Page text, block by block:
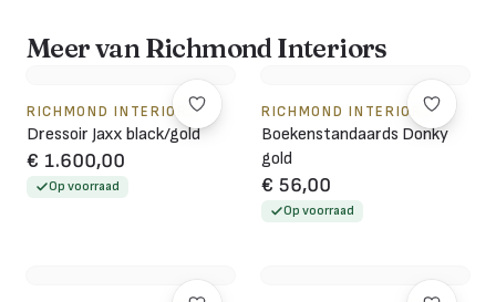
Meer van Richmond Interiors
RICHMOND INTERIORS
Dressoir Jaxx black/gold
€ 1.600,00
Op voorraad
RICHMOND INTERIORS
Boekenstandaards Donky
gold
€ 56,00
Op voorraad